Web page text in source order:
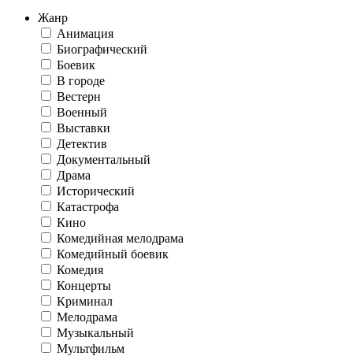
Жанр
Анимация
Биографический
Боевик
В городе
Вестерн
Военный
Выставки
Детектив
Документальный
Драма
Исторический
Катастрофа
Кино
Комедийная мелодрама
Комедийный боевик
Комедия
Концерты
Криминал
Мелодрама
Музыкальный
Мультфильм